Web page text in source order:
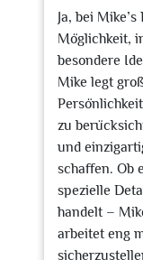
Ja, bei
Möglichkeit,
besondere
Mike legt
zu
und
schaffen. Ob
spezielle
handelt –
arbeitet eng